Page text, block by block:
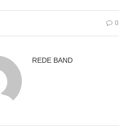
REDE BAND